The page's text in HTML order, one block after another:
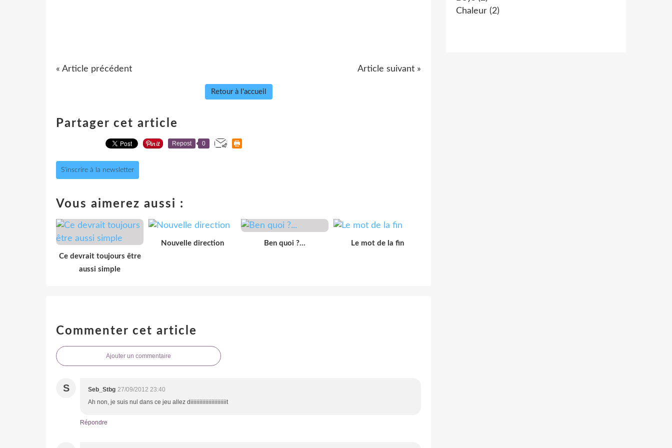
« Article précédent Article suivant »
Retour à l'accueil
Partager cet article
Repost 0
S'inscrire à la newsletter
Vous aimerez aussi :
Ce devrait toujours être
aussi simple
Nouvelle direction Ben quoi ?... Le mot de la fin
Commenter cet article
Ajouter un commentaire
S Seb_Stbg 27/09/2012 23:40
Ah non, je suis nul dans ce jeu allez diiiiiiiiiiiiiiiiiiiiiiiit
Répondre
Chaleur (2)